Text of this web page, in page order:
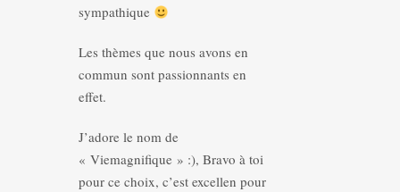
sympathique
Les thèmes que nous avons en
commun sont passionnants en
effet.
J’adore le nom de
« Viemagnifique » :), Bravo à toi
pour ce choix, c’est excellen pour